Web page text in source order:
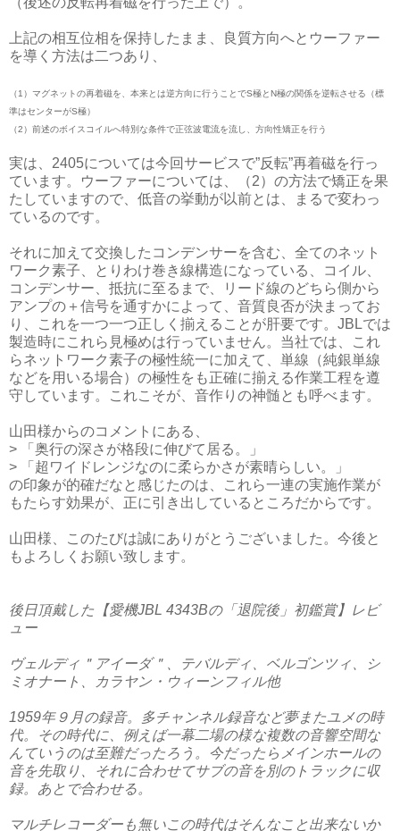
上記の相互位相を保持したまま、良質方向へとウーファー
を導く方法は二つあり、
（1）マグネットの再着磁を、本来とは逆方向に行うことでS極とN極の関係を逆転させる（標
準はセンターがS極）
（2）前述のボイスコイルへ特別な条件で正弦波電流を流し、方向性矯正を行う
実は、2405については今回サービスで”反転”再着磁を行っ
ています。ウーファーについては、（2）の方法で矯正を果
たしていますので、低音の挙動が以前とは、まるで変わっ
ているのです。
それに加えて交換したコンデンサーを含む、全てのネット
ワーク素子、とりわけ巻き線構造になっている、コイル、
コンデンサー、抵抗に至るまで、リード線のどちら側から
アンプの＋信号を通すかによって、音質良否が決まってお
り、これを一つ一つ正しく揃えることが肝要です。JBLでは
製造時にこれら見極めは行っていません。当社では、これ
らネットワーク素子の極性統一に加えて、単線（純銀単線
などを用いる場合）の極性をも正確に揃える作業工程を遵
守しています。これこそが、音作りの神髄とも呼べます。
山田様からのコメントにある、
> 「奥行の深さが格段に伸びて居る。」
> 「超ワイドレンジなのに柔らかさが素晴らしい。」
の印象が的確だなと感じたのは、これら一連の実施作業が
もたらす効果が、正に引き出しているところだからです。
山田様、このたびは誠にありがとうございました。今後と
もよろしくお願い致します。
後日頂戴した【愛機JBL 4343Bの「退院後」初鑑賞】レビ
ュー
ヴェルディ＂アイーダ＂、テバルディ、ベルゴンツィ、シ
ミオナート、カラヤン・ウィーンフィル他
1959年９月の録音。多チャンネル録音など夢またユメの時
代。その時代に、例えば一幕二場の様な複数の音響空間な
んていうのは至難だったろう。今だったらメインホールの
音を先取り、それに合わせてサブの音を別のトラックに収
録。あとで合わせる。
マルチレコーダーも無いこの時代はそんなこと出来ないか